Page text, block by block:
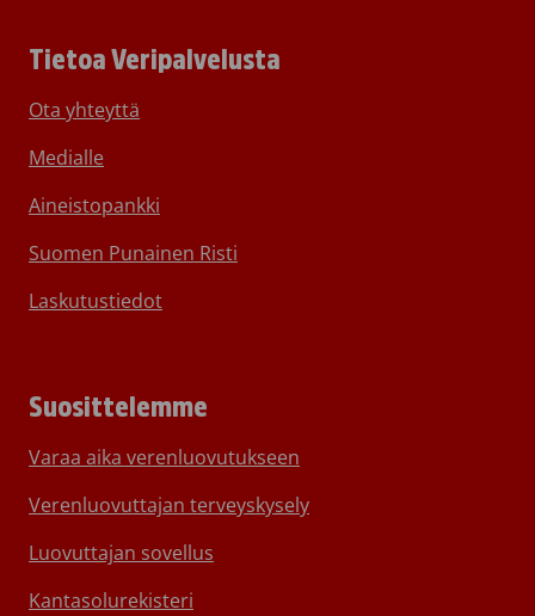
Tietoa Veripalvelusta
Ota yhteyttä
Medialle
Aineistopankki
Suomen Punainen Risti
Laskutustiedot
Suosittelemme
Varaa aika verenluovutukseen
Verenluovuttajan terveyskysely
Luovuttajan sovellus
Kantasolurekisteri